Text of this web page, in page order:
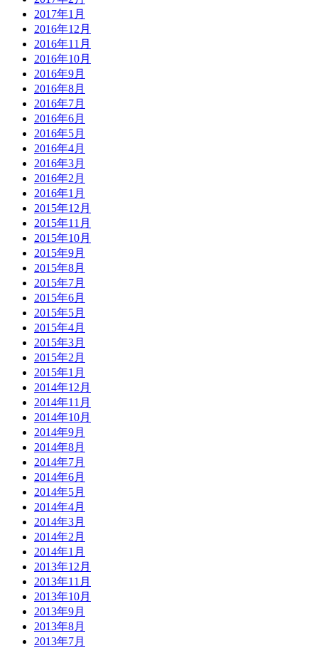
2017年1月
2016年12月
2016年11月
2016年10月
2016年9月
2016年8月
2016年7月
2016年6月
2016年5月
2016年4月
2016年3月
2016年2月
2016年1月
2015年12月
2015年11月
2015年10月
2015年9月
2015年8月
2015年7月
2015年6月
2015年5月
2015年4月
2015年3月
2015年2月
2015年1月
2014年12月
2014年11月
2014年10月
2014年9月
2014年8月
2014年7月
2014年6月
2014年5月
2014年4月
2014年3月
2014年2月
2014年1月
2013年12月
2013年11月
2013年10月
2013年9月
2013年8月
2013年7月